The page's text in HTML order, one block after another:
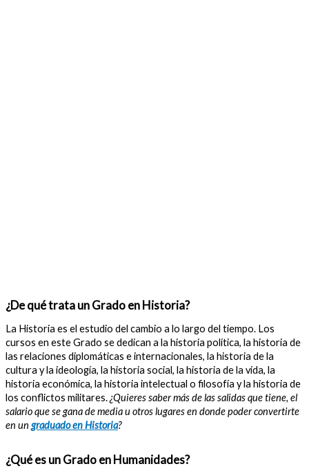
¿De qué trata un Grado en Historia?
La Historia es el estudio del cambio a lo largo del tiempo. Los
cursos en este Grado se dedican a la historia política, la historia de
las relaciones diplomáticas e internacionales, la historia de la
cultura y la ideología, la historia social, la historia de la vida, la
historia económica, la historia intelectual o filosofía y la historia de
los conflictos militares.¿Quieres saber más de las salidas que tiene, el
salario que se gana de media u otros lugares en donde poder convertirte
en un graduado en Historia?
¿Qué es un Grado en Humanidades?